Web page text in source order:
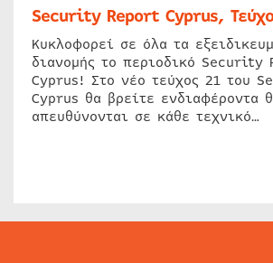
Security Report Cyprus,
Κυκλοφορεί σε όλα τα
διανομής το περιοδικό Security
Cyprus! Στο νέο τεύχος 21 του
Cyprus θα βρείτε ενδιαφέροντα
απευθύνονται σε κάθε τεχνικό…